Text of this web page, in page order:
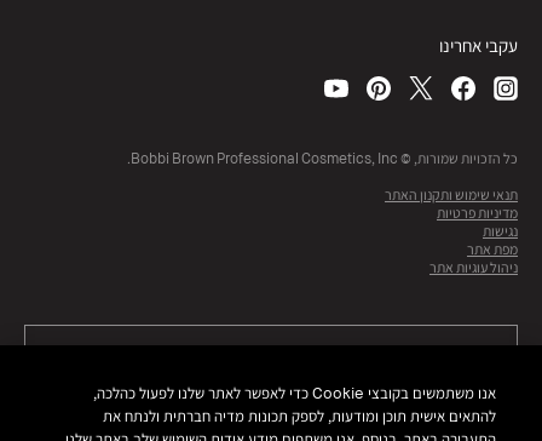
עקבי אחרינו
כל הזכויות שמורות, © Bobbi Brown Professional Cosmetics, Inc.
תנאי שימוש ותקנון האתר
מדיניות פרטיות
נגישות
מפת אתר
ניהול עוגיות אתר
אנו משתמשים בקובצי Cookie כדי לאפשר לאתר שלנו לפעול כהלכה,
להתאים אישית תוכן ומודעות, לספק תכונות מדיה חברתית ולנתח את